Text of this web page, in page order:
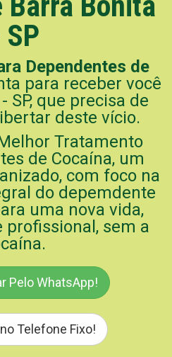
Dependentes de
para receber você
SP, que precisa de
deste vício.
Tratamento
de Cocaína, um
com foco na
do depemdente
uma nova vida,
profissional, sem a
Pelo WhatsApp!
Telefone Fixo!